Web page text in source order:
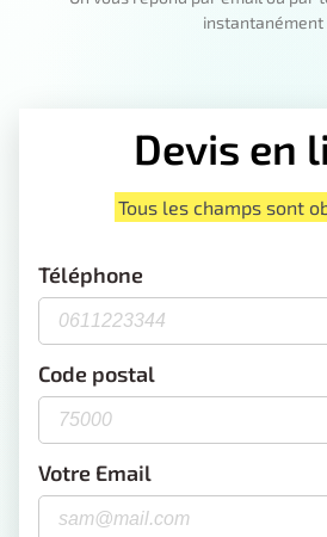
instantanément
Devis en
Tous les champs sont
Téléphone
Code postal
Votre Email